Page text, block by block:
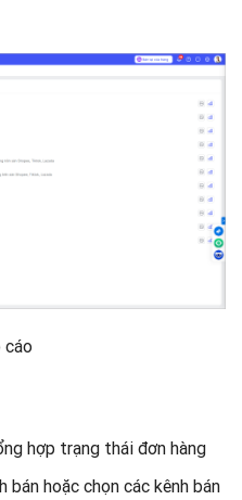
cáo
hợp trạng thái đơn hàng
bán hoặc chọn các kênh bán